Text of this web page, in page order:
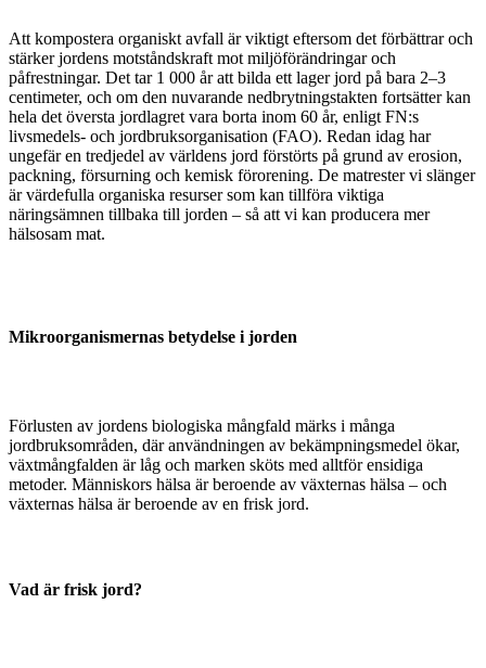
Att kompostera organiskt avfall är viktigt eftersom det förbättrar och
stärker jordens motståndskraft mot miljöförändringar och
påfrestningar. Det tar 1 000 år att bilda ett lager jord på bara 2–3
centimeter, och om den nuvarande nedbrytningstakten fortsätter kan
hela det översta jordlagret vara borta inom 60 år, enligt FN:s
livsmedels- och jordbruksorganisation (FAO). Redan idag har
ungefär en tredjedel av världens jord förstörts på grund av erosion,
packning, försurning och kemisk förorening. De matrester vi slänger
är värdefulla organiska resurser som kan tillföra viktiga
näringsämnen tillbaka till jorden – så att vi kan producera mer
hälsosam mat.
Mikroorganismernas betydelse i jorden
Förlusten av jordens biologiska mångfald märks i många
jordbruksområden, där användningen av bekämpningsmedel ökar,
växtmångfalden är låg och marken sköts med alltför ensidiga
metoder. Människors hälsa är beroende av växternas hälsa – och
växternas hälsa är beroende av en frisk jord.
Vad är frisk jord?